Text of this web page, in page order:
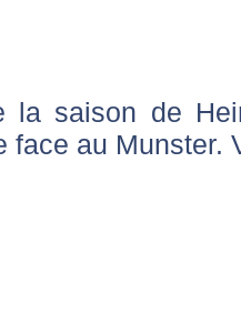
la saison de
face au Munster.